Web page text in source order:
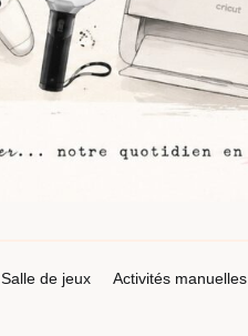
Salle de jeux Activités manuelles